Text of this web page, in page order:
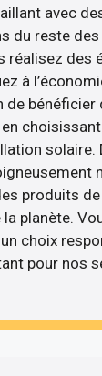
avec
du reste
réalisez des
à
bénéficier
solaire.
produits
planète.
choix
pour nos